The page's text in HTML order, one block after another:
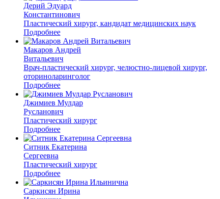
Дерий Эдуард
Константинович
Пластический хирург, кандидат медицинских наук
Подробнее
Макаров Андрей
Витальевич
Врач-пластический хирург, челюстно-лицевой хирург,
оториноларинголог
Подробнее
Джимиев Мулдар
Русланович
Пластический хирург
Подробнее
Ситник Екатерина
Сергеевна
Пластический хирург
Подробнее
Саркисян Ирина